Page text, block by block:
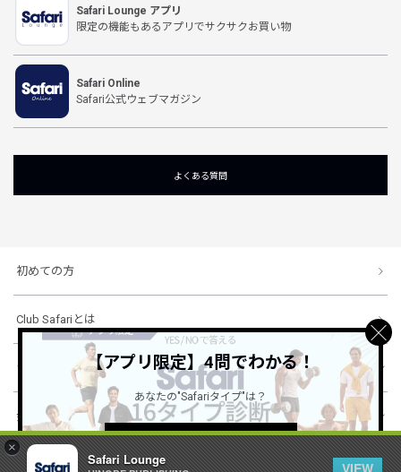
×
Safari Lounge
VIEW
Safari Lounge アプリ
限定の機能もあるアプリでサクサクお買い物
Safari Online
Safari公式ウェブマガジン
よくある質問
初めての方
Club Safariとは
ショッピングガイド
会社概要・規約
【アプリ限定】4問でわかる！
あなたの"Safariタイプ"は？
詳しくはこちら ＞